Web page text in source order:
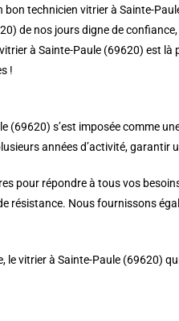
technicien vitrier à Sainte-
de nos jours digne de
à Sainte-Paule (69620) est
!
(69620) s’est imposée comme
années d’activité,
pour répondre à tous vos
résistance. Nous fournissons
vitrier à Sainte-Paule (69620)